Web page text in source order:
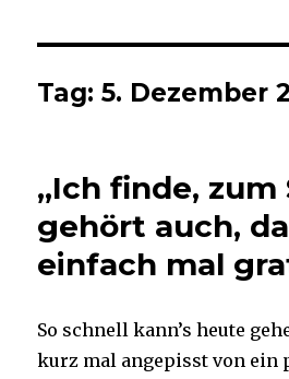
Tag:5. Dezember
„Ich finde, zum
gehört auch,
einfach mal
So schnell kann’s heute
kurz mal angepisst von ein